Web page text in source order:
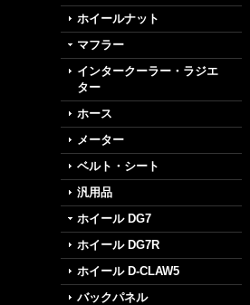
ホイールナット
マフラー
インタークーラー・ラジエ
ター
ホース
メーター
ベルト・シート
汎用品
ホイール DG7
ホイール DG7R
ホイール D-CLAW5
バックパネル